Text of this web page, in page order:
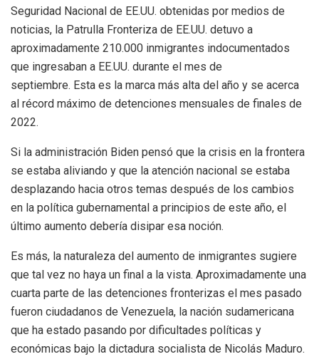
Seguridad Nacional de EE.UU. obtenidas por medios de
noticias, la Patrulla Fronteriza de EE.UU. detuvo a
aproximadamente 210.000 inmigrantes indocumentados
que ingresaban a EE.UU. durante el mes de
septiembre. Esta es la marca más alta del año y se acerca
al récord máximo de detenciones mensuales de finales de
2022.
Si la administración Biden pensó que la crisis en la frontera
se estaba aliviando y que la atención nacional se estaba
desplazando hacia otros temas después de los cambios
en la política gubernamental a principios de este año, el
último aumento debería disipar esa noción.
Es más, la naturaleza del aumento de inmigrantes sugiere
que tal vez no haya un final a la vista. Aproximadamente una
cuarta parte de las detenciones fronterizas el mes pasado
fueron ciudadanos de Venezuela, la nación sudamericana
que ha estado pasando por dificultades políticas y
económicas bajo la dictadura socialista de Nicolás Maduro.